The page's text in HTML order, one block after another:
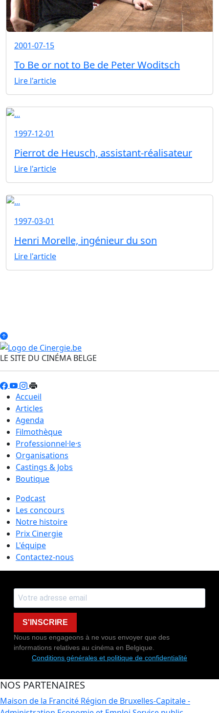
2001-07-15
To Be or not to Be de Peter Woditsch
Lire l'article
1997-12-01
Pierrot de Heusch, assistant-réalisateur
Lire l'article
1997-03-01
Henri Morelle, ingénieur du son
Lire l'article
LE SITE DU CINÉMA BELGE
Accueil
Articles
Agenda
Filmothèque
Professionnel·le·s
Organisations
Castings & Jobs
Boutique
Podcast
Les concours
Notre histoire
Prix Cinergie
L'équipe
Contactez-nous
S'INSCRIRE
Nous nous engageons à ne vous envoyer que des
informations relatives au cinéma en Belgique.
Conditions générales et politique de confidentialité
NOS PARTENAIRES
Maison de la Francité Région de Bruxelles-Capitale -